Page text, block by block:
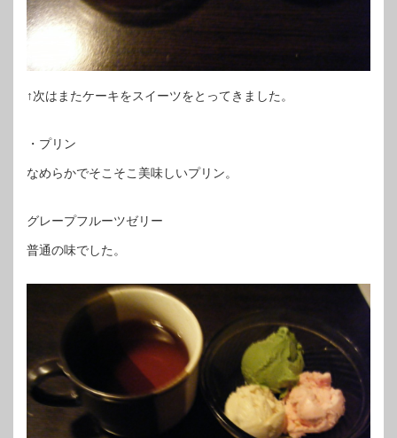
↑次はまたケーキをスイーツをとってきました。
・プリン
なめらかでそこそこ美味しいプリン。
グレープフルーツゼリー
普通の味でした。